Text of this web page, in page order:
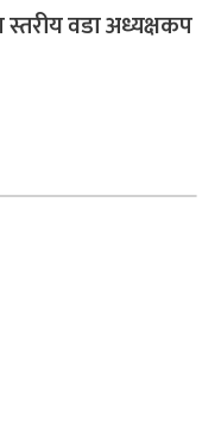
स्तरीय वडा अध्यक्षकप